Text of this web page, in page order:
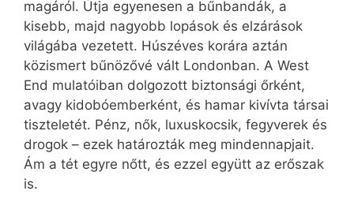
magáról. Útja egyenesen a bűnbandák, a
kisebb, majd nagyobb lopások és elzárások
világába vezetett. Húszéves korára aztán
közismert bűnözővé vált Londonban. A West
End mulatóiban dolgozott biztonsági őrként,
avagy kidobóemberként, és hamar kivívta társai
tiszteletét. Pénz, nők, luxuskocsik, fegyverek és
drogok – ezek határozták meg mindennapjait.
Ám a tét egyre nőtt, és ezzel együtt az erőszak
is.